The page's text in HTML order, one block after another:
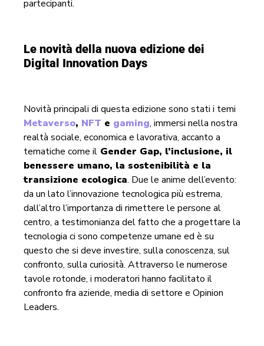
partecipanti.
Le novità della nuova edizione dei
Digital Innovation Days
Novità principali di questa edizione sono stati i temi
Metaverso, NFT e gaming, immersi nella nostra
realtà sociale, economica e lavorativa, accanto a
tematiche come il Gender Gap, l’inclusione, il
benessere umano, la sostenibilità e la
transizione ecologica. Due le anime dell’evento:
da un lato l’innovazione tecnologica più estrema,
dall’altro l’importanza di rimettere le persone al
centro, a testimonianza del fatto che a progettare la
tecnologia ci sono competenze umane ed è su
questo che si deve investire, sulla conoscenza, sul
confronto, sulla curiosità. Attraverso le numerose
tavole rotonde, i moderatori hanno facilitato il
confronto fra aziende, media di settore e Opinion
Leaders.